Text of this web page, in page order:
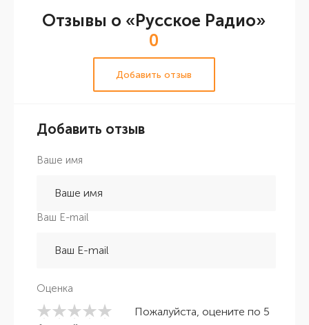
Отзывы о «Русское Радио»
0
Добавить отзыв
Добавить отзыв
Ваше имя
Ваш E-mail
Оценка
Пожалуйста, оцените по 5